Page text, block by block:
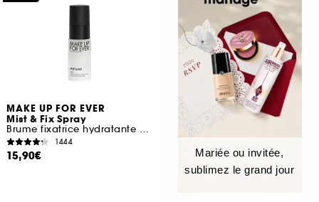
MAKE UP FOR EVER
Mist & Fix Spray
Brume fixatrice hydratante 24h format voyage
1444
15,90€
Mariée ou invitée,
sublimez le grand jour